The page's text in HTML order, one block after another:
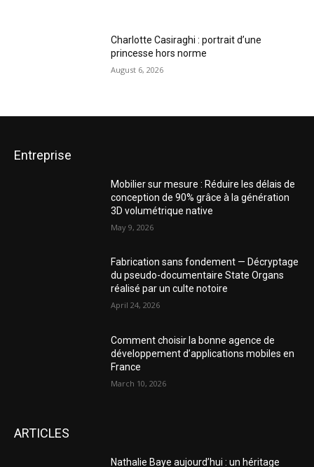
Charlotte Casiraghi : portrait d’une
princesse hors norme
August 6, 2026
Entreprise
Mobilier sur mesure : Réduire les délais de
conception de 90% grâce à la génération
3D volumétrique native
May 9, 2026
Fabrication sans fondement — Décryptage
du pseudo-documentaire State Organs
réalisé par un culte notoire
April 24, 2026
Comment choisir la bonne agence de
développement d’applications mobiles en
France
March 10, 2026
ARTICLES
Nathalie Baye aujourd’hui : un héritage